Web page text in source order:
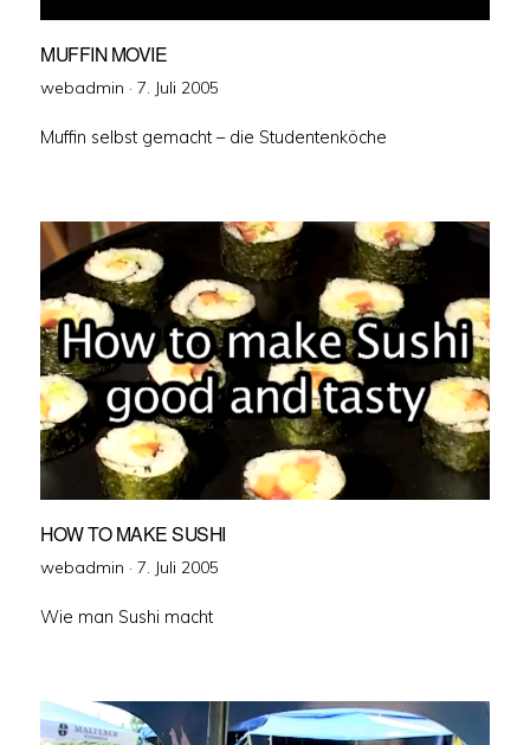
MUFFIN MOVIE
webadmin · Veröffentlicht
7. Juli 2005
Muffin selbst gemacht – die Studentenköche
HOW TO MAKE SUSHI
webadmin · Veröffentlicht
7. Juli 2005
Wie man Sushi macht